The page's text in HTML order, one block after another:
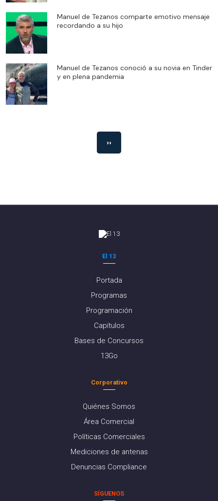
Manuel de Tezanos comparte emotivo mensaje
recordando a su hijo
Manuel de Tezanos conoció a su novia en Tinder
y en plena pandemia
››
El 13
Portada
Programas
Programación
Capítulos
Bases de Concursos
13Go
Corporativo
Quiénes Somos
Área Comercial
Políticas Comerciales
Mediciones de antenas
Denuncias Compliance
SÍGUENOS